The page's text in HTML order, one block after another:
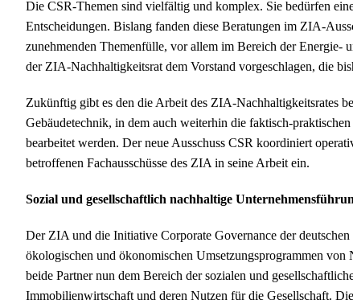
Die CSR-Themen sind vielfältig und komplex. Sie bedürfen
Entscheidungen. Bislang fanden diese Beratungen im ZIA-
zunehmenden Themenfülle, vor allem im Bereich der Energie-
der ZIA-Nachhaltigkeitsrat dem Vorstand vorgeschlagen, die
Zukünftig gibt es den die Arbeit des ZIA-Nachhaltigkeitsrates
Gebäudetechnik, in dem auch weiterhin die faktisch-
bearbeitet werden. Der neue Ausschuss CSR koordiniert
betroffenen Fachausschüsse des ZIA in seine Arbeit ein.
Sozial und gesellschaftlich nachhaltige
Der ZIA und die Initiative Corporate Governance der
ökologischen und ökonomischen Umsetzungsprogrammen
beide Partner nun dem Bereich der sozialen und
Immobilienwirtschaft und deren Nutzen für die Gesellschaft.